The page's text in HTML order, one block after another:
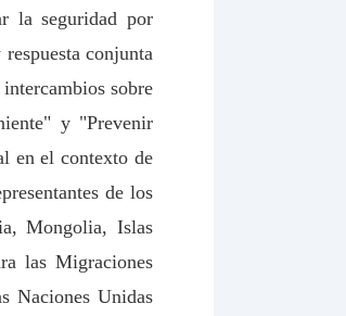
la seguridad por
conjunta
sobre
y "Prevenir
en el contexto de
de los
Mongolia, Islas
las Migraciones
Naciones Unidas